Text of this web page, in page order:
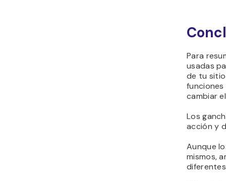
Para
usadas
de tu
cambiar
Los
acción y
Aunque
mismos,